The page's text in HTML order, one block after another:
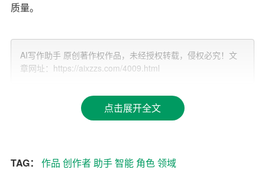
质量。
1. 剧本创作
可以吸引观众、引发共鸣，为作品奠定成功的基础。智能
写作助手可以根据用户输入的题材、风格、
善，提高创作效率。
AI写作助手 原创著作权作品，未经授权转载，侵权必究！文
章网址：https://aixzzs.com/4009.html
点击展开全文
TAG： 作品 创作者助手智能 角色领域